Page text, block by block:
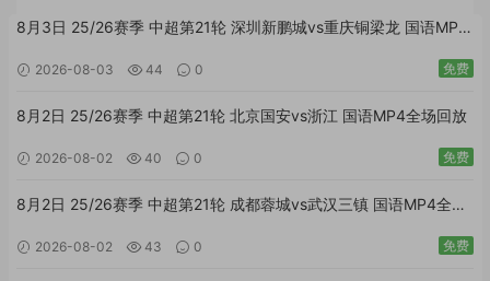
8月3日 25/26赛季 中超第21轮 深圳新鹏城vs重庆铜梁龙 国语MP4
2026-08-03 44 0 免费
8月2日 25/26赛季 中超第21轮 北京国安vs浙江 国语MP4全场回放
2026-08-02 40 0 免费
8月2日 25/26赛季 中超第21轮 成都蓉城vs武汉三镇 国语MP4全场
2026-08-02 43 0 免费